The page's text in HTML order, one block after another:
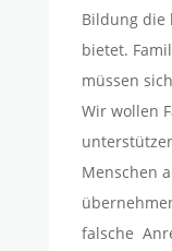
Bildung die
bietet.
müssen
Wir wollen
Menschen
falsche